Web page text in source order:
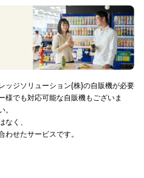
ッジソリューション(株)の自販機が必要
様でも対応可能な自販機もございま
。
く、
せたサービスです。